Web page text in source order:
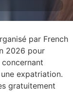
par French
2026 pour
expatriation.
gratuitement